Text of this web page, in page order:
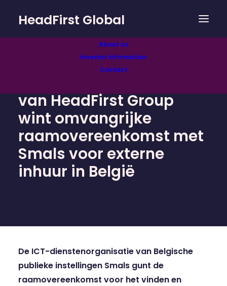
HeadFirst Global
About us
Investor information
Contact
van HeadFirst Group
wint omvangrijke
raamovereenkomst met
Smals voor externe
inhuur in België
De ICT-dienstenorganisatie van Belgische
publieke instellingen Smals gunt de
raamovereenkomst voor het vinden en